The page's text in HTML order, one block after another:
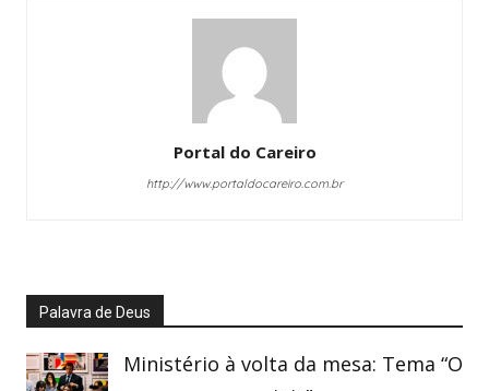
Portal do Careiro
http://www.portaldocareiro.com.br
Palavra de Deus
Ministério à volta da mesa: Tema “O